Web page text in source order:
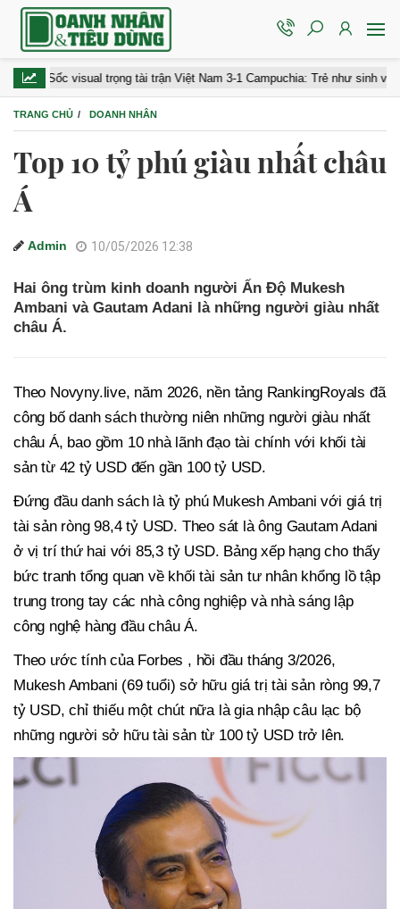
visual trọng tài trận Việt Nam 3-1 Campuchia: Trẻ như sinh viên, điển
TRANG CHỦ DOANH NHÂN
Top 10 tỷ phú giàu nhất châu
Á
Admin 10/05/2026 12:38
Hai ông trùm kinh doanh người Ấn Độ Mukesh
Ambani và Gautam Adani là những người giàu nhất
châu Á.
Theo Novyny.live, năm 2026, nền tảng RankingRoyals đã
công bố danh sách thường niên những người giàu nhất
châu Á, bao gồm 10 nhà lãnh đạo tài chính với khối tài
sản từ 42 tỷ USD đến gần 100 tỷ USD.
Đứng đầu danh sách là tỷ phú Mukesh Ambani với giá trị
tài sản ròng 98,4 tỷ USD. Theo sát là ông Gautam Adani
ở vị trí thứ hai với 85,3 tỷ USD. Bảng xếp hạng cho thấy
bức tranh tổng quan về khối tài sản tư nhân khổng lồ tập
trung trong tay các nhà công nghiệp và nhà sáng lập
công nghệ hàng đầu châu Á.
Theo ước tính của Forbes , hồi đầu tháng 3/2026,
Mukesh Ambani (69 tuổi) sở hữu giá trị tài sản ròng 99,7
tỷ USD, chỉ thiếu một chút nữa là gia nhập câu lạc bộ
những người sở hữu tài sản từ 100 tỷ USD trở lên.